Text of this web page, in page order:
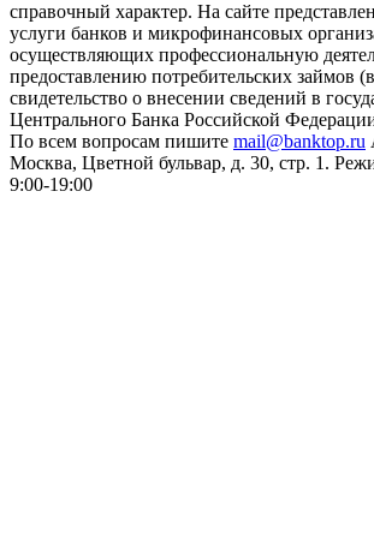
справочный характер. На сайте
услуги банков и микрофинансовых
осуществляющих профессиональную
предоставлению потребительских
свидетельство о внесении сведений в
Центрального Банка Российской
По всем вопросам пишите mail@banktop.ru
Москва, Цветной бульвар, д. 30, стр. 1.
9:00-19:00